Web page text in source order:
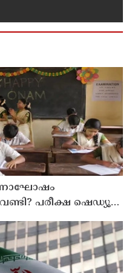
ദിവസത്തിലേക്ക്
പരീക്ഷ ഷെഡ്യൂള്‍